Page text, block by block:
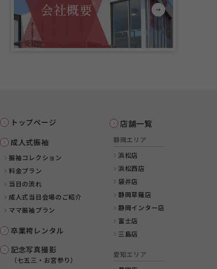
会社概要
トップページ
成人式振袖
振袖コレクション
料金プラン
当日の流れ
成人式当日会場のご紹介
ママ振袖プラン
卒業袴レンタル
記念写真撮影
（七五三・お宮参り）
店舗一覧
静岡エリア
浜松店
浜松西店
袋井店
静岡草薙店
静岡インター店
富士店
三島店
愛知エリア